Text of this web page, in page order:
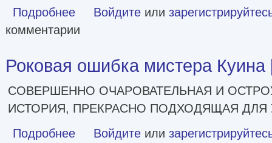
Подробнее о Убийство в Кьянти [litres]
Войдите или
комментарии
Роковая ошибка мистера Куина
СОВЕРШЕННО ОЧАРОВАТЕЛЬНАЯ И
ИСТОРИЯ, ПРЕКРАСНО ПОДХОДЯЩАЯ ДЛЯ
Подробнее о Роковая ошибка мистера Куина [litres]
Войдите или